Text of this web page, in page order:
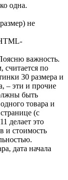
одна.
не
важность.
считается по
30 размера и
– эти и прочие
быть
товара и
(с
делает это
и стоимость
дата начала